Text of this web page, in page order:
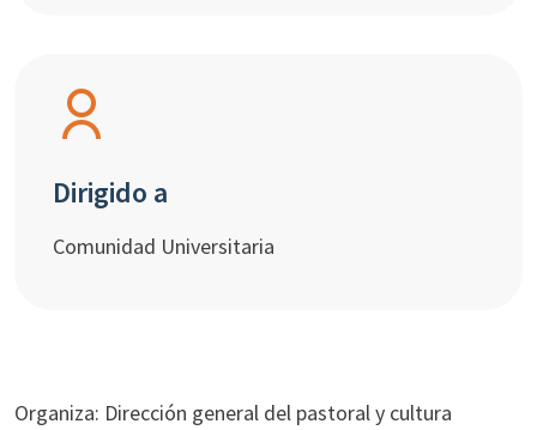
Dirigido a
Comunidad Universitaria
Organiza: Dirección general del pastoral y cultura